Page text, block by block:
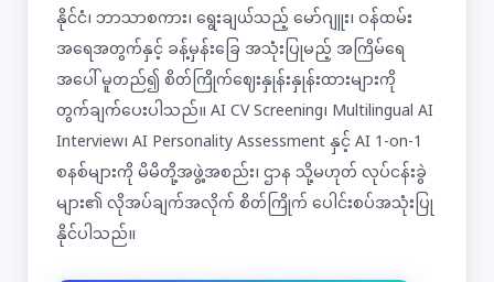
နိုင်ငံ၊ ဘာသာစကား၊ ရွေးချယ်သည့် မော်ဂျူး၊ ဝန်ထမ်း
အရေအတွက်နှင့် ခန့်မှန်းခြေ အသုံးပြုမည့် အကြိမ်ရေ
အပေါ် မူတည်၍ စိတ်ကြိုက်ဈေးနှုန်းနှုန်းထားများကို
တွက်ချက်ပေးပါသည်။ AI CV Screening၊ Multilingual AI
Interview၊ AI Personality Assessment နှင့် AI 1-on-1
စနစ်များကို မိမိတို့အဖွဲ့အစည်း၊ ဌာန သို့မဟုတ် လုပ်ငန်းခွဲ
များ၏ လိုအပ်ချက်အလိုက် စိတ်ကြိုက် ပေါင်းစပ်အသုံးပြု
နိုင်ပါသည်။